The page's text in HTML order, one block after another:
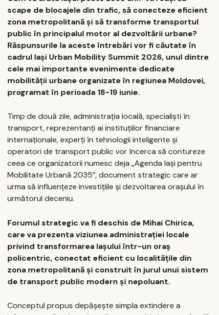
scape de blocajele din trafic, să conecteze eficient
zona metropolitană și să transforme transportul
public în principalul motor al dezvoltării urbane?
Răspunsurile la aceste întrebări vor fi căutate în
cadrul Iași Urban Mobility Summit 2026, unul dintre
cele mai importante evenimente dedicate
mobilității urbane organizate în regiunea Moldovei,
programat în perioada 18-19 iunie.
Timp de două zile, administrația locală, specialiști în
transport, reprezentanți ai instituțiilor financiare
internaționale, experți în tehnologii inteligente și
operatori de transport public vor încerca să contureze
ceea ce organizatorii numesc deja „Agenda Iași pentru
Mobilitate Urbană 2035”, document strategic care ar
urma să influențeze investițiile și dezvoltarea orașului în
următorul deceniu.
Forumul strategic va fi deschis de Mihai Chirica,
care va prezenta viziunea administrației locale
privind transformarea Iașului într-un oraș
policentric, conectat eficient cu localitățile din
zona metropolitană și construit în jurul unui sistem
de transport public modern și nepoluant.
Conceptul propus depășește simpla extindere a